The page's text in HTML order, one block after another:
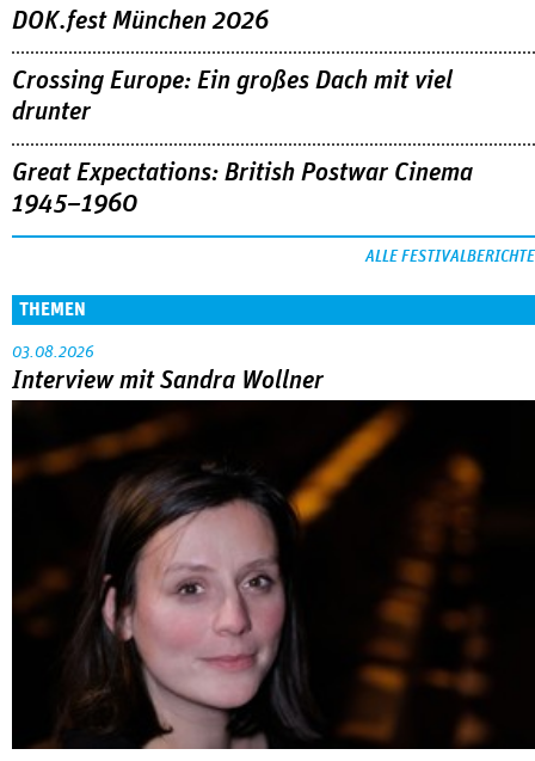
DOK.fest München 2026
Crossing Europe: Ein großes Dach mit viel
drunter
Great Expectations: British Postwar Cinema
1945–1960
ALLE FESTIVALBERICHTE
THEMEN
03.08.2026
Interview mit Sandra Wollner